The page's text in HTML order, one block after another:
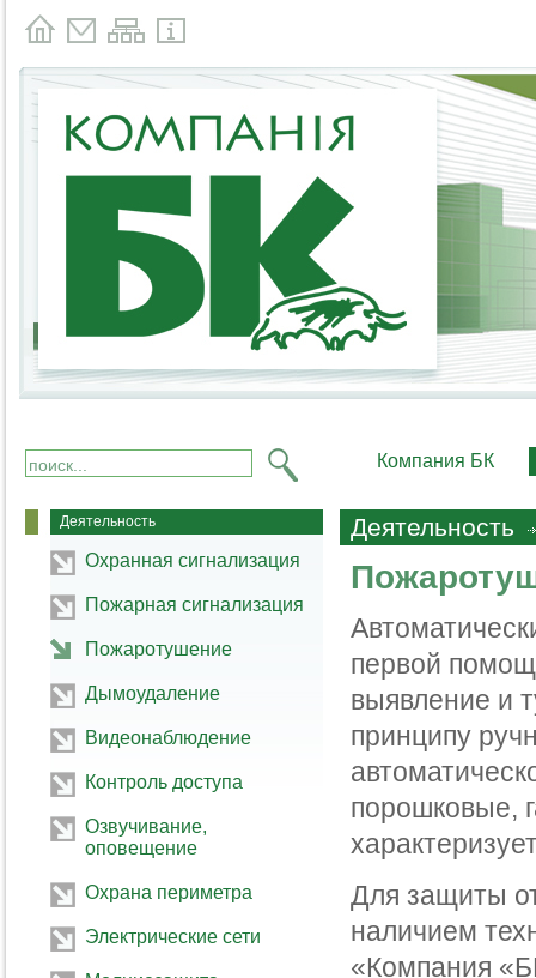
Компания БК
Деятельность
Охранная сигнализация
Пожарная сигнализация
Пожаротушение
Дымоудаление
Видеонаблюдение
Контроль доступа
Озвучивание,
оповещение
Охрана периметра
Электрические сети
Деятельность
первой
выявление и
принципу
порошковые,
Для защиты
наличием
«Компания